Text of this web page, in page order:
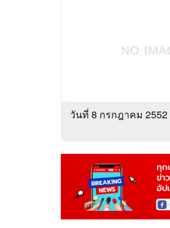
วันที่ 8 กรกฎาคม 2552